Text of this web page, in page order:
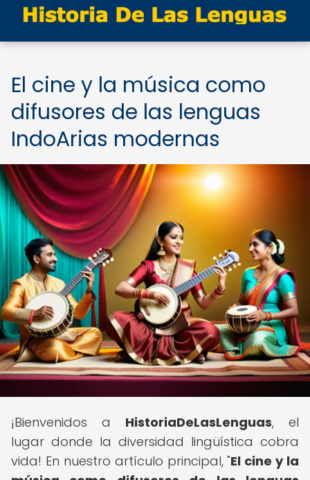
El cine y la música como
difusores de las lenguas
IndoArias modernas
¡Bienvenidos a HistoriaDeLasLenguas, el
lugar donde la diversidad lingüística cobra
vida! En nuestro artículo principal, "El cine y la